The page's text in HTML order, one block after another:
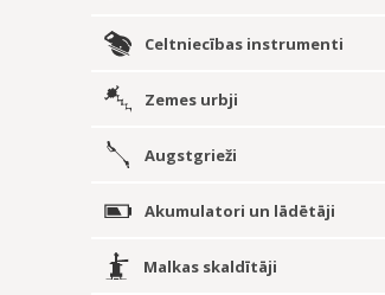
Celtniecības instrumenti
Zemes urbji
Augstgrieži
Akumulatori un lādētāji
Malkas skaldītāji